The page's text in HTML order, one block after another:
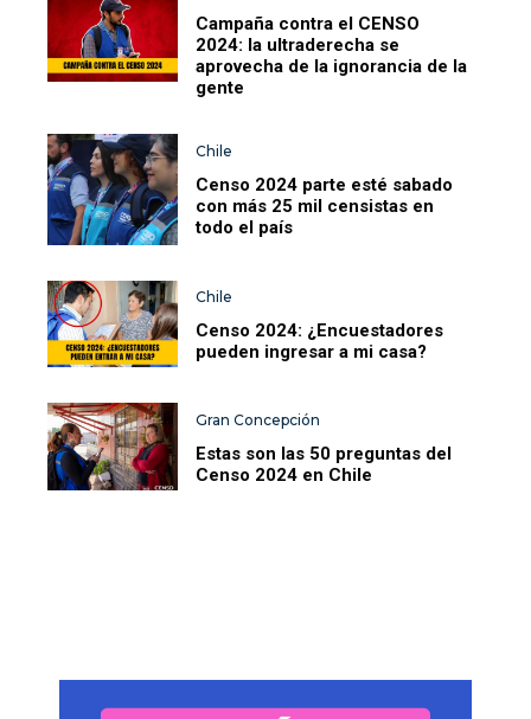
Campaña contra el CENSO
2024: la ultraderecha se
aprovecha de la ignorancia de la
gente
Chile
Censo 2024 parte esté sabado
con más 25 mil censistas en
todo el país
Chile
Censo 2024: ¿Encuestadores
pueden ingresar a mi casa?
Gran Concepción
Estas son las 50 preguntas del
Censo 2024 en Chile